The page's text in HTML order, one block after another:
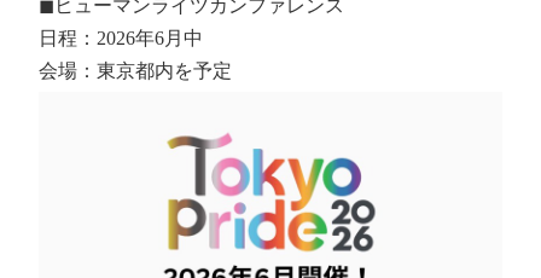
◼︎ヒューマンライツカンファレンス
日程：2026年6月中
会場：東京都内を予定